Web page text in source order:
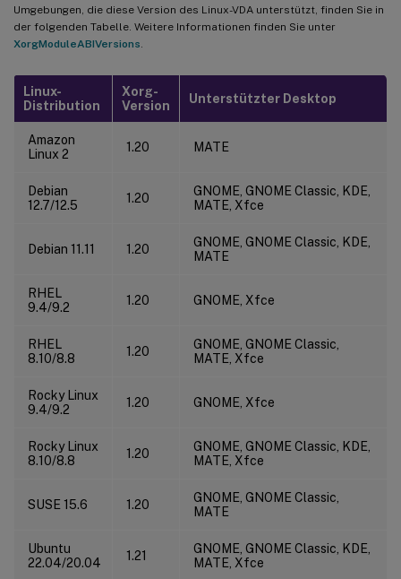
Umgebungen, die diese Version des Linux-VDA unterstützt, finden Sie in
der folgenden Tabelle. Weitere Informationen finden Sie unter
XorgModuleABIVersions
Linux-
Distribution
Xorg-
Version
Unterstützter Desktop
Amazon
Linux 2
1.20 MATE
Debian
12.7/12.5
1.20
GNOME, GNOME Classic, KDE,
MATE, Xfce
Debian 11.11 1.20
GNOME, GNOME Classic, KDE,
MATE
RHEL
9.4/9.2
1.20 GNOME, Xfce
RHEL
8.10/8.8
1.20
GNOME, GNOME Classic,
MATE, Xfce
Rocky Linux
9.4/9.2
1.20 GNOME, Xfce
Rocky Linux
8.10/8.8
1.20
GNOME, GNOME Classic, KDE,
MATE, Xfce
SUSE 15.6 1.20
GNOME, GNOME Classic,
MATE
Ubuntu
22.04/20.04
1.21
GNOME, GNOME Classic, KDE,
MATE, Xfce